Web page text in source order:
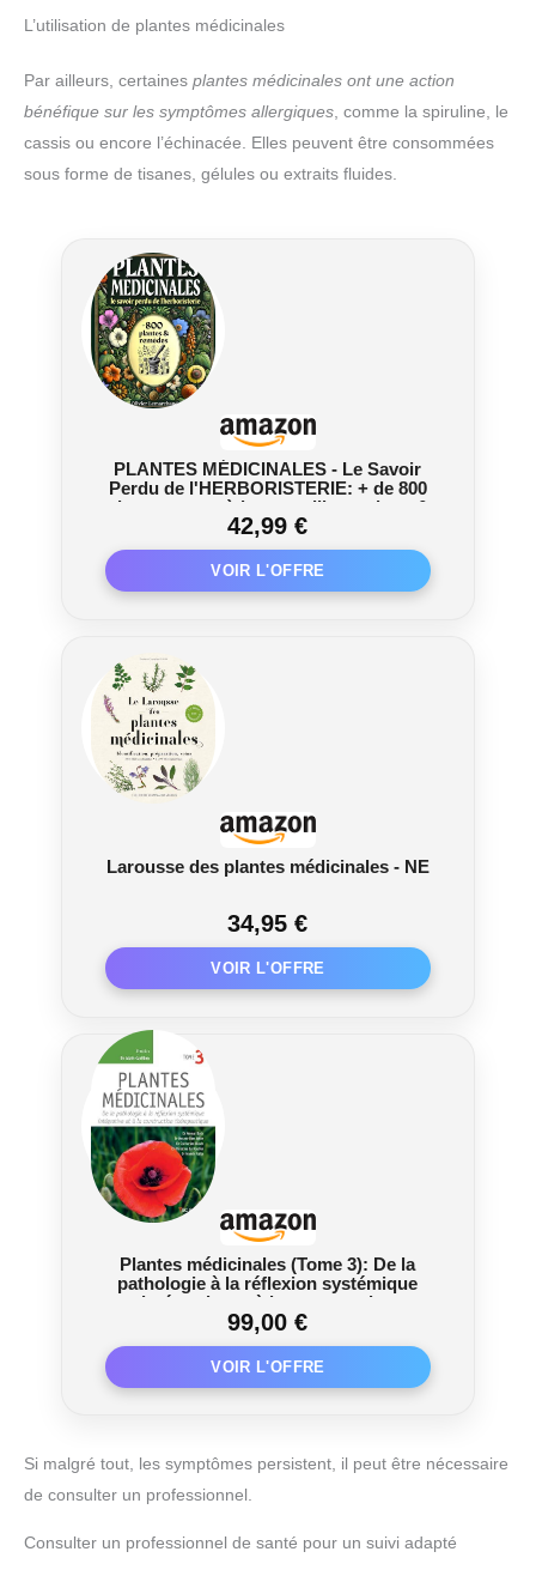
L’utilisation de plantes médicinales
Par ailleurs, certaines plantes médicinales ont une action
bénéfique sur les symptômes allergiques , comme la spiruline, le
cassis ou encore l’échinacée. Elles peuvent être consommées
sous forme de tisanes, gélules ou extraits fluides.
PLANTES MÉDICINALES - Le Savoir
Perdu de l'HERBORISTERIE: + de 800
plantes et remèdes avec illustrations &
mode d'emploi
42,99 €
Larousse des plantes médicinales - NE
34,95 €
Plantes médicinales (Tome 3): De la
pathologie à la réflexion systémique
intégrative et à la construction
thérapeutique
99,00 €
Si malgré tout, les symptômes persistent, il peut être nécessaire
de consulter un professionnel.
Consulter un professionnel de santé pour un suivi adapté